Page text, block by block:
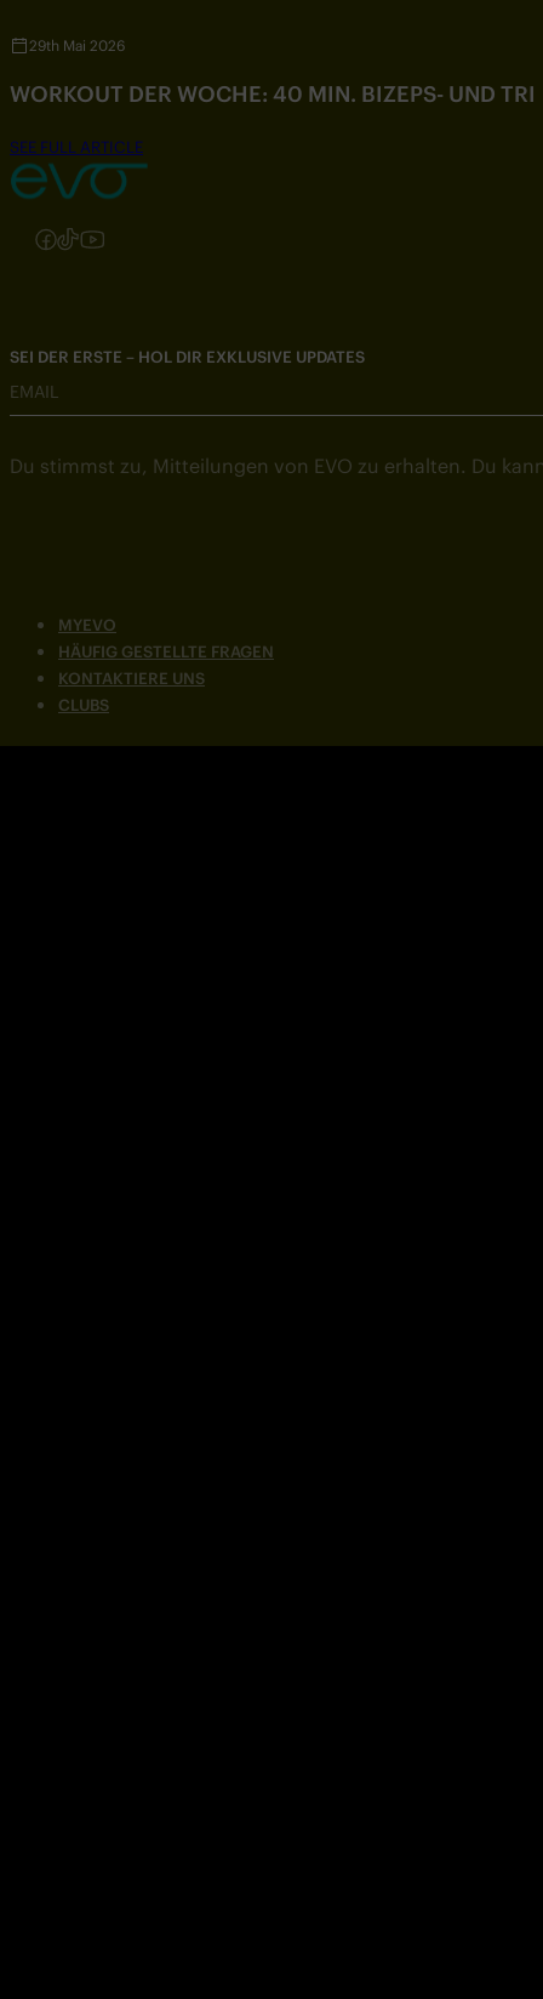
29th Mai 2026
WORKOUT DER WOCHE: 40 MIN. BIZEPS- UND
SEE FULL ARTICLE
Folgen Sie uns auf Instagram
Folgen Sie uns auf Facebook
Folgen Sie uns auf TikTok
Folgen Sie uns auf YouTube
MYEVO
HÄUFIG GESTELLTE FRAGEN
KONTAKTIERE UNS
CLUBS
SEI DER ERSTE – HOL DIR EXKLUSIVE UPDATES
EMAIL
Du stimmst zu, Mitteilungen von EVO zu erhalten. Du